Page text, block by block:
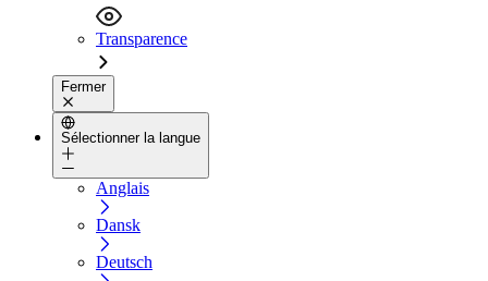
Transparence
Fermer
Sélectionner la langue
Anglais
Dansk
Deutsch